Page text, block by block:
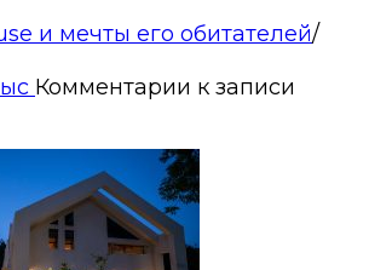
и мечты его обитателей/
Комментарии к записи